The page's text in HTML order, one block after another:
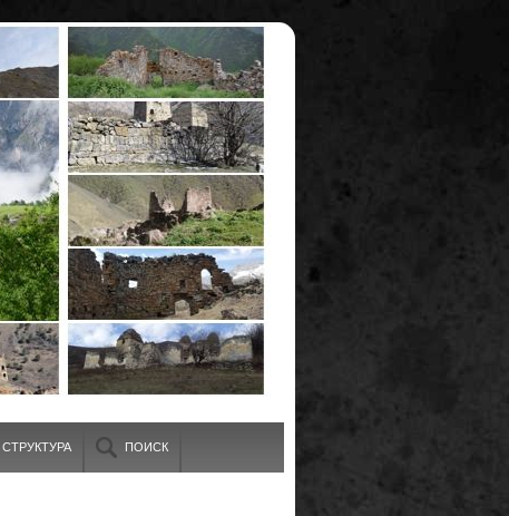
СТРУКТУРА ПОИСК